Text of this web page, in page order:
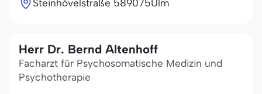
Steinhövelstraße 589075Ulm
Herr Dr. Bernd Altenhoff
Facharzt für Psychosomatische Medizin und
Psychotherapie